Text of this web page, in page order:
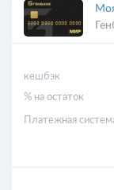
кешбэк
% на остаток
Платежная